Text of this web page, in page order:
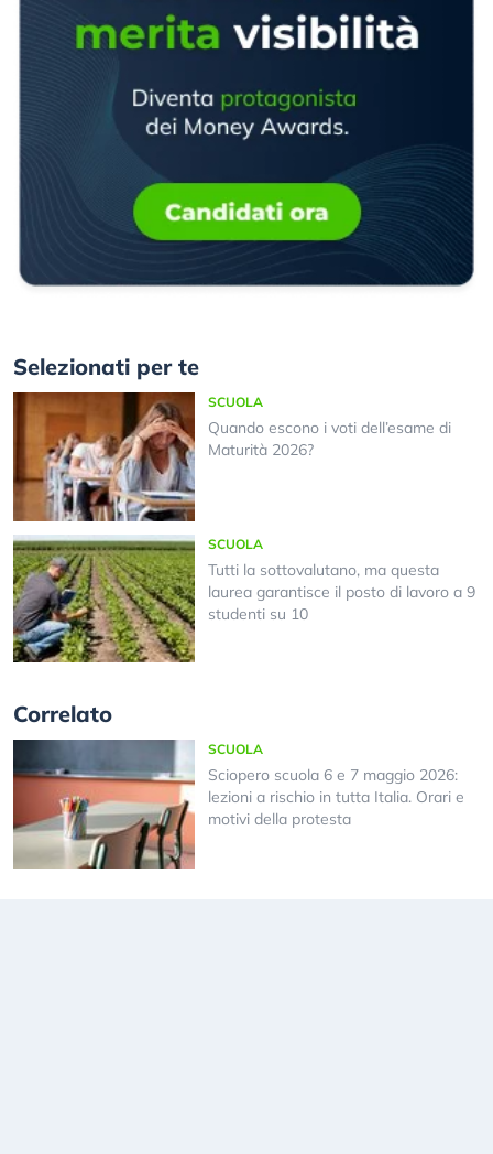
Selezionati per te
SCUOLA
Quando escono i voti dell’esame di
Maturità 2026?
SCUOLA
Tutti la sottovalutano, ma questa
laurea garantisce il posto di lavoro a 9
studenti su 10
Correlato
SCUOLA
Sciopero scuola 6 e 7 maggio 2026:
lezioni a rischio in tutta Italia. Orari e
motivi della protesta